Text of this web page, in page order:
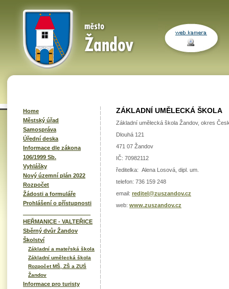
Home
Městský úřad
Samospráva
Úřední deska
Informace dle zákona
106/1999 Sb.
Vyhlášky
Nový územní plán 2022
Rozpočet
Žádosti a formuláře
Prohlášení o přístupnosti
HEŘMANICE - VALTEŘICE
Sběrný dvůr Žandov
Školství
Základní a mateřská škola
Základní umělecká škola
Rozpočet MŠ, ZŠ a ZUŚ
Žandov
Informace pro turisty
ZÁKLADNÍ UMĚLECKÁ ŠKOLA
Základní umělecká škola Žandov, okres
Dlouhá 121
471 07 Žandov
IČ: 70982112
ředitelka: Alena Losová, dipl. um.
telefon: 736 159 248
email: reditel@zuszandov.cz
web: www.zuszandov.cz